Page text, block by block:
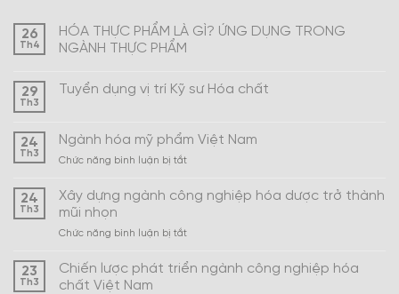
26
Th4
HÓA THỰC PHẨM LÀ GÌ? ỨNG DỤNG TRONG
NGÀNH THỰC PHẨM
29
Th3
Tuyển dụng vị trí Kỹ sư Hóa chất
24
Th3
Ngành hóa mỹ phẩm Việt Nam
Chức năng bình luận bị tắtở
mỹ
Việt
24
Th3
Xây dựng ngành công nghiệp hóa dược trở thành
mũi nhọn
Chức năng bình luận bị tắtở
dựng
ngành
23
Th3
Chiến lược phát triển ngành công nghiệp hóa
chất Việt Nam